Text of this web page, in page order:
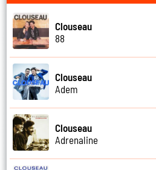
Clouseau
88
Clouseau
Adem
Clouseau
Adrenaline